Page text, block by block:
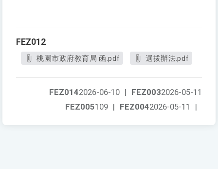
FEZ012
桃園市政府教育局 函.pdf 選拔辦法.pdf
FEZ0032026-05-11
FEZ0142026-06-10 |
FEZ0042026-05-11 |
FEZ005109 |